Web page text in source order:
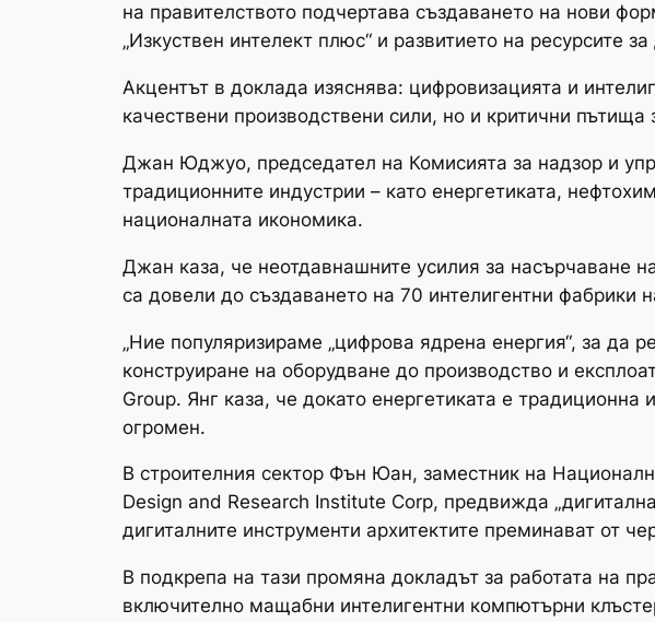
на правителството подчертава създаването на нови
„Изкуствен интелект плюс“ и развитието на ресурсите
Акцентът в доклада изяснява: цифровизацията и
качествени производствени сили, но и критични
Джан Юджуо, председател на Комисията за надзор и
традиционните индустрии – като енергетиката,
националната икономика.
Джан каза, че неотдавнашните усилия за насърчаване
са довели до създаването на 70 интелигентни фабрики
„Ние популяризираме „цифрова ядрена енергия“, за да
конструиране на оборудване до производство и
Group. Янг каза, че докато енергетиката е
огромен.
В строителния сектор Фън Юан, заместник на
Design and Research Institute Corp, предвижда
дигиталните инструменти архитектите преминават от
В подкрепа на тази промяна докладът за работата на
включително мащабни интелигентни компютърни